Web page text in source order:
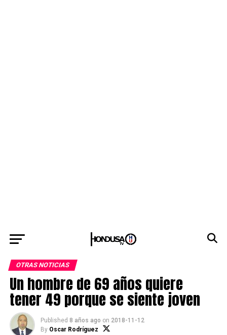
OTRAS NOTICIAS
Un hombre de 69 años quiere
tener 49 porque se siente joven
Published 8 años ago on 2018-11-12
By Oscar Rodríguez